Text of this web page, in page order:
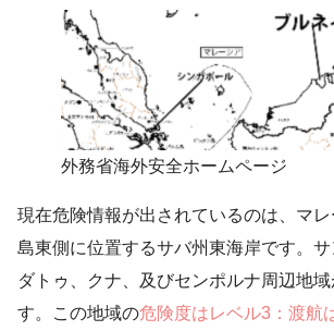
外務省海外安全ホームページ
現在危険情報が出されているのは、マ
島東側に位置するサバ州東海岸です。サ
ダトゥ、クナ、及びセンポルナ周辺地域
す。この地域の危険度はレベル3：渡航